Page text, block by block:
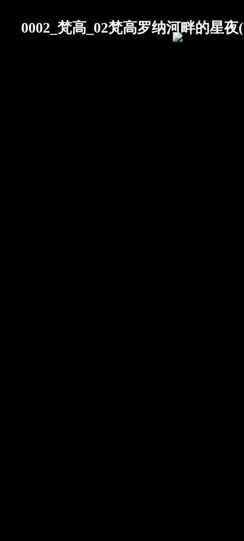
0002_梵高_02梵高罗纳河畔的星夜(